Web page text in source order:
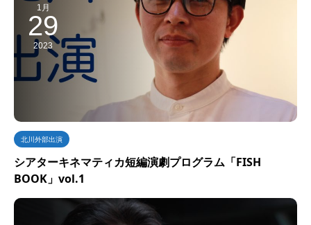
1月
29
2023
北川外部出演
シアターキネマティカ短編演劇プログラム「FISH
BOOK」vol.1